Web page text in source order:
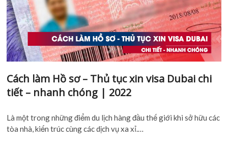
Cách làm Hồ sơ – Thủ tục xin visa Dubai chi
tiết – nhanh chóng | 2022
Là một trong những điểm du lịch hàng đầu thế giới khi sở hữu các
tòa nhà, kiến trúc cùng các dịch vụ xa xỉ.…